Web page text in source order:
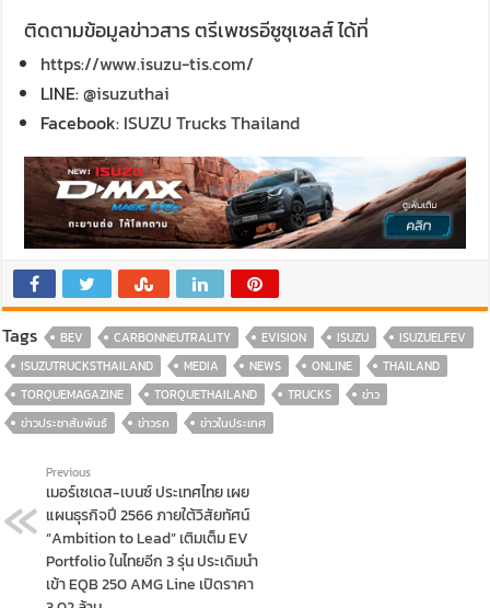
ติดตามข้อมูลข่าวสาร ตรีเพชรอีซูซุเซลส์ ได้ที่
https://www.isuzu-tis.com/
LINE:@isuzuthai
Facebook: ISUZU Trucks Thailand
Tags BEV CARBONNEUTRALITY EVISION ISUZU
ISUZUELFEV
ISUZUTRUCKSTHAILAND
MEDIA NEWS ONLINE
THAILAND
TORQUEMAGAZINE
TORQUETHAILAND TRUCKS
ข่าว
ข่าวประชาสัมพันธ์
ข่าวรถ ข่าวในประเทศ
Previous
เมอร์เซเดส-เบนซ์ ประเทศไทย เผย
แผนธุรกิจปี 2566 ภายใต้วิสัยทัศน์
“Ambition to Lead” เติมเต็ม EV
Portfolio ในไทยอีก 3 รุ่น ประเดิมนำ
เข้า EQB 250 AMG Line เปิดราคา